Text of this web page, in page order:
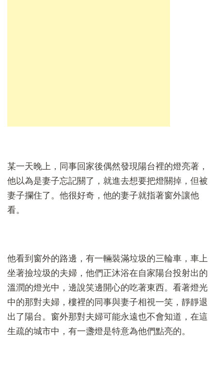
某一天晚上，同事回家後偶然發現陽台裡的燈亮著，
他以為是妻子忘記關了，就進去想要把燈關掉，但被
妻子攔住了。他很好奇，他的妻子就指著窗外讓他
看。
他看到窗外的路邊，有一輛裝滿垃圾的三輪車，車上
坐著撿垃圾的夫婦，他們正沐浴在自家陽台投射出的
溫潤的燈光中，邊說笑邊開心的吃著東西。看著燈光
中的那對夫婦，樓裡的同事與妻子相視一笑，靜靜退
出了陽台。窗外那對夫婦可能永遠也不會知道，在這
生疏的城市中，有一盞燈是特意為他們點亮的。